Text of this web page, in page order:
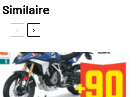
Similaire